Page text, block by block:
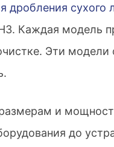
дробления сухого
Каждая модель
Эти
и
до